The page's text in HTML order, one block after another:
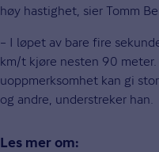
høy hastighet, sier Tomm
– I løpet av bare fire
km/t kjøre nesten 90
uoppmerksomhet kan gi
og andre, understreker han.
Les mer om: